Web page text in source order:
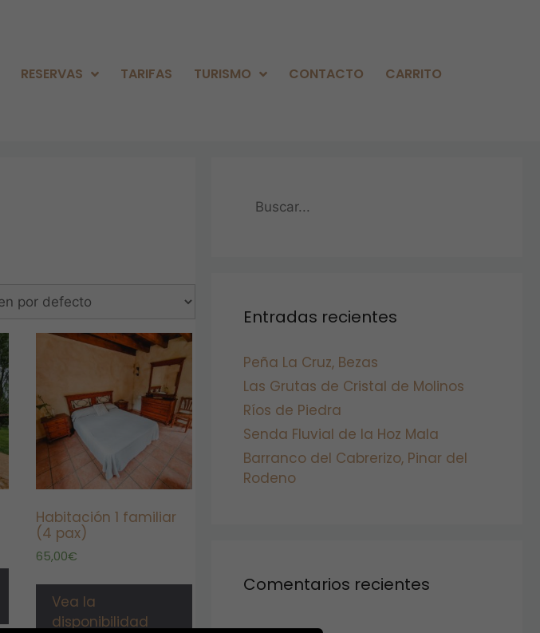
RESERVAS TARIFAS TURISMO CONTACTO CARRITO
Habitación 1 familiar
(4 pax)
65,00€
Vea la
disponibilidad
Entradas recientes
Peña La Cruz, Bezas
Las Grutas de Cristal de Molinos
Ríos de Piedra
Senda Fluvial de la Hoz Mala
Barranco del Cabrerizo, Pinar del
Rodeno
Comentarios recientes